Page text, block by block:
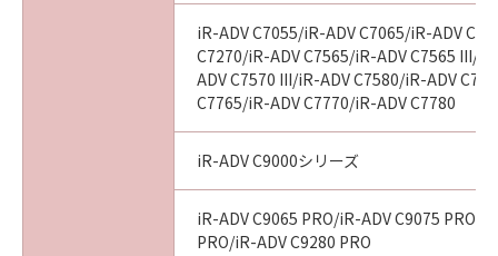
iR-ADV C7055/iR-ADV C7065/iR-ADV
C7270/iR-ADV C7565/iR-ADV C7565 III/
ADV C7570 III/iR-ADV C7580/iR-ADV
C7765/iR-ADV C7770/iR-ADV C7780
iR-ADV C9000シリーズ
iR-ADV C9065 PRO/iR-ADV C9075 PRO/
PRO/iR-ADV C9280 PRO